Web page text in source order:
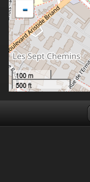
-
100 m
500 ft